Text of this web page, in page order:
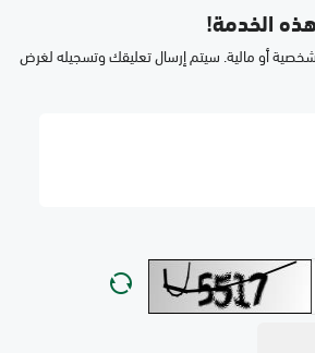
الخدمة!
أو مالية. سيتم إرسال تعليقك وتسجيله لغرض